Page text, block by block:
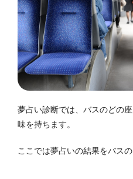
夢占い診断では、バスのどの
味を持ちます。
ここでは夢占いの結果をバス